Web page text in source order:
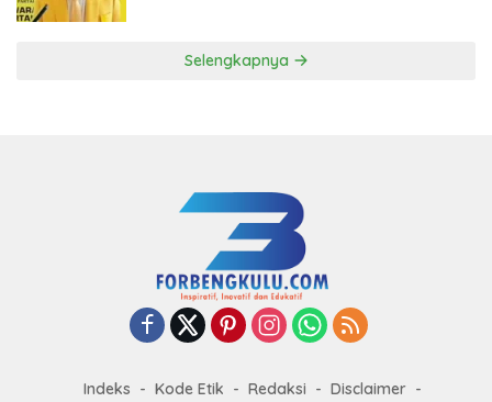
Selengkapnya
Indeks Kode Etik Redaksi Disclaimer